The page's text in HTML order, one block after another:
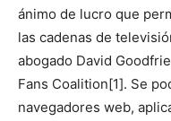
ánimo de lucro que
las cadenas de
abogado David
Fans Coalition[1]. Se
navegadores web,